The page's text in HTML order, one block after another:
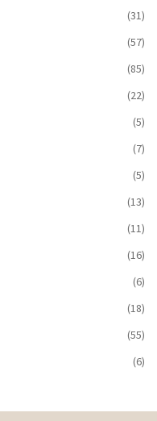
(31)
(57)
(85)
(22)
(5)
(7)
(5)
(13)
(11)
(16)
(6)
(18)
(55)
(6)